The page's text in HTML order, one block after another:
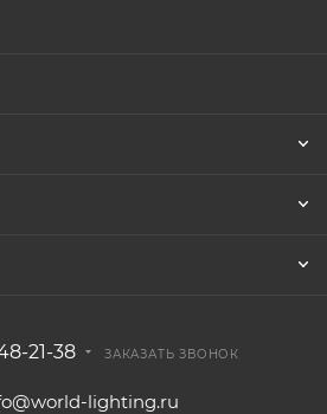
21-38 ЗАКАЗАТЬ ЗВОНОК
lighting.ru